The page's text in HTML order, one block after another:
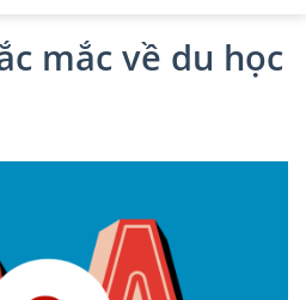
mắc về du học